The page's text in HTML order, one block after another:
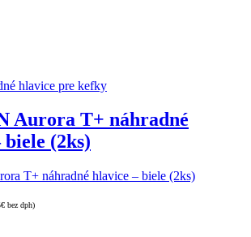
hlavice pre kefky
Aurora T+ náhradné
(2ks)
T+ náhradné hlavice – biele (2ks)
€ bez dph)